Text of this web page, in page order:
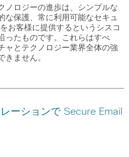
ノロジーの進歩は、シンプルな
な保護、常に利用可能なセキュ
お客様に提供するというシスコ
ったものです。これらはすべ
ャとテクノロジー業界全体の強
きません。
ーションで Secure Email